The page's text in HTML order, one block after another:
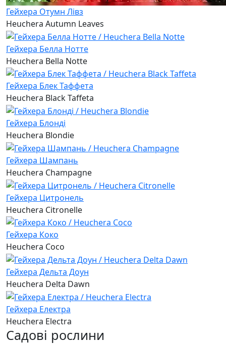
Гейхера Отумн Лівз
Heuchera Autumn Leaves
Гейхера Белла Нотте
Heuchera Bella Notte
Гейхера Блек Таффета
Heuchera Black Taffeta
Гейхера Блонді
Heuchera Blondie
Гейхера Шампань
Heuchera Champagne
Гейхера Цитронель
Heuchera Citronelle
Гейхера Коко
Heuchera Coco
Гейхера Дельта Доун
Heuchera Delta Dawn
Гейхера Електра
Heuchera Electra
Садові рослини